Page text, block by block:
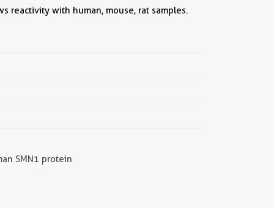
reactivity with human, mouse, rat samples.
SMN1 protein